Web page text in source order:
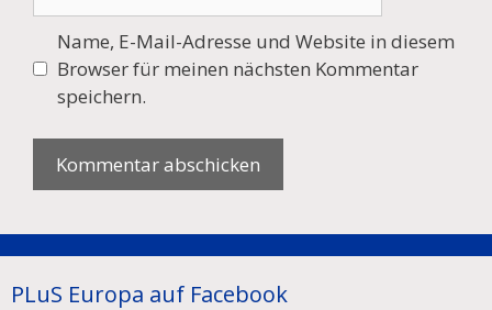
Name, E-Mail-Adresse und Website in diesem
Browser für meinen nächsten Kommentar
speichern.
PLuS Europa auf Facebook